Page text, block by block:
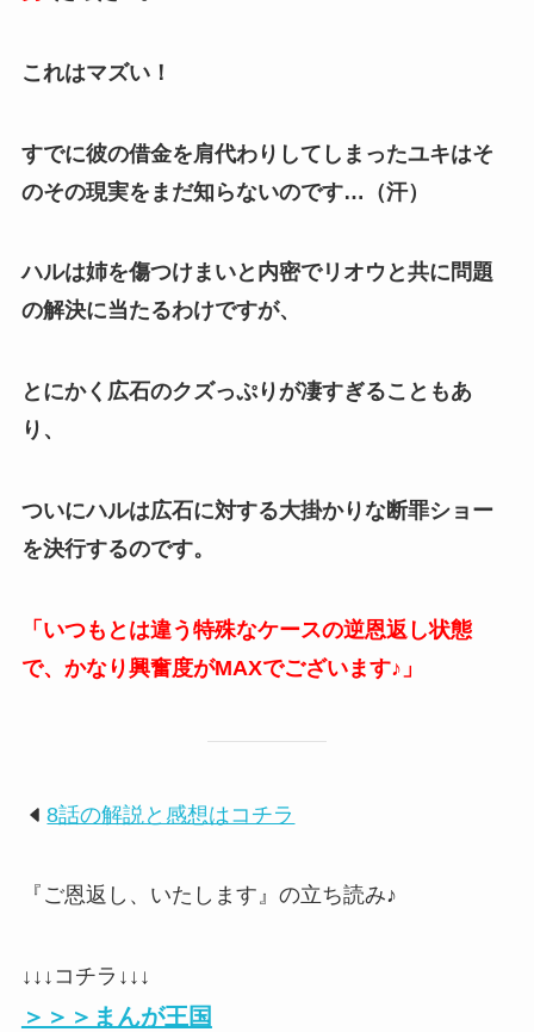
これはマズい！
すでに彼の借金を肩代わりしてしまったユキはそ
のその現実をまだ知らないのです…（汗）
ハルは姉を傷つけまいと内密でリオウと共に問題
の解決に当たるわけですが、
とにかく広石のクズっぷりが凄すぎることもあ
り、
ついにハルは広石に対する大掛かりな断罪ショー
を決行するのです。
「いつもとは違う特殊なケースの逆恩返し状態
で、かなり興奮度がMAXでございます♪」
8話の解説と感想はコチラ
『ご恩返し、いたします』の立ち読み♪
↓↓↓コチラ↓↓↓
＞＞＞まんが王国